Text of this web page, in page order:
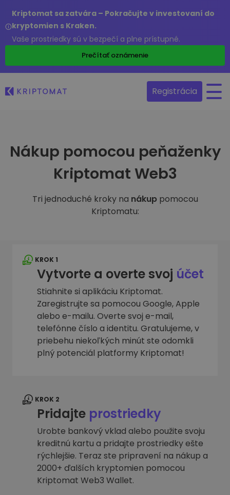
Kriptomat sa zatvára – Pokračujte v investovaní do
kryptomien s Kraken.
Vaše prostriedky sú v bezpečí a plne prístupné.
Prečítať oznámenie
Registrácia
Nákup pomocou peňaženky
Kriptomat Web3
Tri jednoduché kroky na nákup pomocou
Kriptomatu:
KROK 1
Vytvorte a overte svoj účet
Stiahnite si aplikáciu Kriptomat.
Zaregistrujte sa pomocou Google, Apple
alebo e-mailu. Overte svoj e-mail,
telefónne číslo a identitu. Gratulujeme, v
priebehu niekoľkých minút ste odomkli
plný potenciál platformy Kriptomat!
KROK 2
Pridajte prostriedky
Urobte bankový vklad alebo použite svoju
kreditnú kartu a pridajte prostriedky ešte
rýchlejšie. Teraz ste pripravení na nákup a
2000+ ďalších kryptomien pomocou
Kriptomat Web3 Wallet.